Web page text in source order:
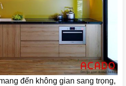
đến không gian sang trọng,